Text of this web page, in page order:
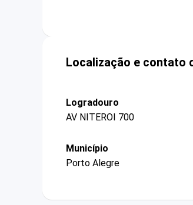
Localização e contato
Logradouro
AV NITEROI 700
Município
Porto Alegre